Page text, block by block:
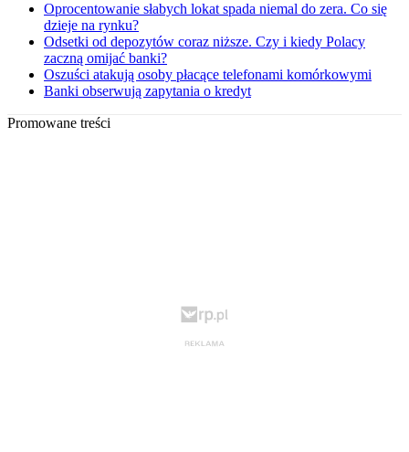
Oprocentowanie słabych lokat spada niemal do zera. Co się
dzieje na rynku?
Odsetki od depozytów coraz niższe. Czy i kiedy Polacy
zaczną omijać banki?
Oszuści atakują osoby płacące telefonami komórkowymi
Banki obserwują zapytania o kredyt
Promowane treści